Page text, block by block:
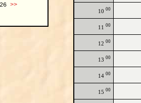
>>
10 00
11 00
12 00
13 00
14 00
15 00